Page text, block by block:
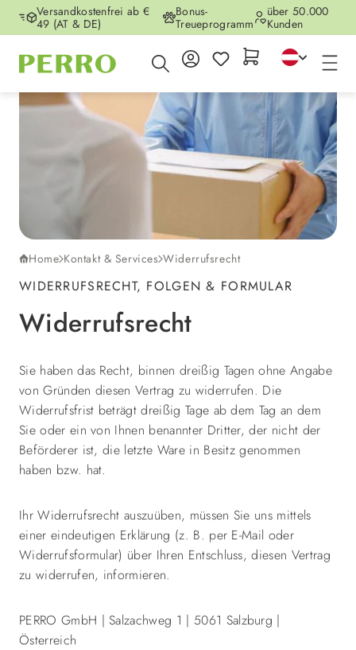
Zum Hauptinhalt springen
Versandkostenfrei ab €
49 (AT & DE)
Bonus-
Treueprogramm
über 50.000
Kunden
Home Kontakt & Services Widerrufsrecht
WIDERRUFSRECHT, FOLGEN & FORMULAR
Widerrufsrecht
Sie haben das Recht, binnen dreißig Tagen ohne Angabe
von Gründen diesen Vertrag zu widerrufen. Die
Widerrufsfrist beträgt dreißig Tage ab dem Tag an dem
Sie oder ein von Ihnen benannter Dritter, der nicht der
Beförderer ist, die letzte Ware in Besitz genommen
haben bzw. hat.
Ihr Widerrufsrecht auszuüben, müssen Sie uns mittels
einer eindeutigen Erklärung (z. B. per E-Mail oder
Widerrufsformular) über Ihren Entschluss, diesen Vertrag
zu widerrufen, informieren.
PERRO GmbH | Salzachweg 1 | 5061 Salzburg |
Österreich